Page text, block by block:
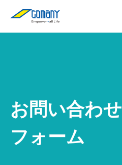
お問い合わせ
フォーム